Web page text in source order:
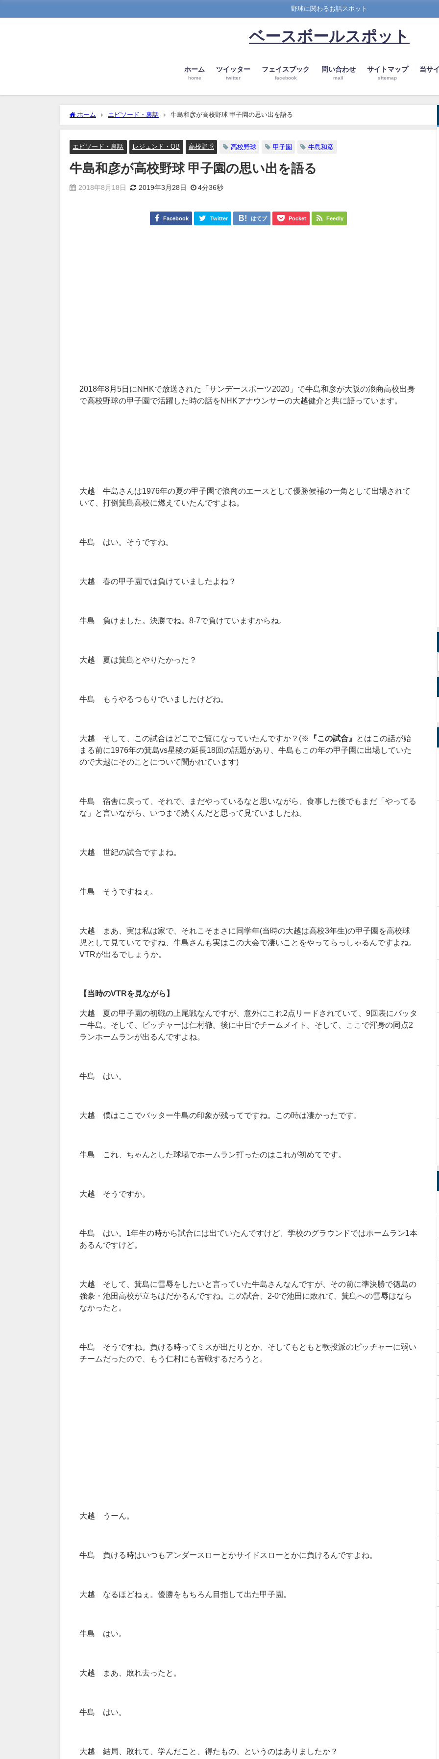
野球に関わるお話スポット
ベースボールスポット
ホーム
home
ツイッター
twitter
フェイスブック
facebook
問い合わせ
mail
サイトマップ
sitemap
当サ
ホーム エピソード・裏話 牛島和彦が高校野球 甲子園の思い出を語る
エピソード・裏話 レジェンド・OB 高校野球 高校野球 甲子園 牛島和彦
牛島和彦が高校野球 甲子園の思い出を語る
2018年8月18日 2019年3月28日 4分36秒
Facebook Twitter はてブ Pocket Feedly
2018年8月5日にNHKで放送された「サンデースポーツ2020」で牛島和彦が大阪の浪商高校出身
で高校野球の甲子園で活躍した時の話をNHKアナウンサーの大越健介と共に語っています。
大越 牛島さんは1976年の夏の甲子園で浪商のエースとして優勝候補の一角として出場されて
いて、打倒箕島高校に燃えていたんですよね。
牛島 はい。そうですね。
大越 春の甲子園では負けていましたよね？
牛島 負けました。決勝でね。8-7で負けていますからね。
大越 夏は箕島とやりたかった？
牛島 もうやるつもりでいましたけどね。
大越 そして、この試合はどこでご覧になっていたんですか？(※ 『この試合』
とはこの話が始
まる前に1976年の箕島vs星稜の延長18回の話題があり、牛島もこの年の甲子園に出場していた
ので大越にそのことについて聞かれています)
牛島 宿舎に戻って、それで、まだやっているなと思いながら、食事した後でもまだ「やってる
な」と言いながら、いつまで続くんだと思って見ていましたね。
大越 世紀の試合ですよね。
牛島 そうですねぇ。
大越 まあ、実は私は家で、それこそまさに同学年(当時の大越は高校3年生)の甲子園を高校球
児として見ていてですね、牛島さんも実はこの大会で凄いことをやってらっしゃるんですよね。
VTRが出るでしょうか。
【当時のVTRを見ながら】
大越 夏の甲子園の初戦の上尾戦なんですが、意外にこれ2点リードされていて、9回表にバッタ
ー牛島。そして、ピッチャーは仁村徹。後に中日でチームメイト。そして、ここで渾身の同点2
ランホームランが出るんですよね。
牛島 はい。
大越 僕はここでバッター牛島の印象が残ってですね。この時は凄かったです。
牛島 これ、ちゃんとした球場でホームラン打ったのはこれが初めてです。
大越 そうですか。
牛島 はい。1年生の時から試合には出ていたんですけど、学校のグラウンドではホームラン1本
あるんですけど。
大越 そして、箕島に雪辱をしたいと言っていた牛島さんなんですが、その前に準決勝で徳島の
強豪・池田高校が立ちはだかるんですね。この試合、2-0で池田に敗れて、箕島への雪辱はなら
なかったと。
牛島 そうですね。負ける時ってミスが出たりとか、そしてもともと軟投派のピッチャーに弱い
チームだったので、もう仁村にも苦戦するだろうと。
大越 うーん。
牛島 負ける時はいつもアンダースローとかサイドスローとかに負けるんですよね。
大越 なるほどねぇ。優勝をもちろん目指して出た甲子園。
牛島 はい。
大越 まあ、敗れ去ったと。
牛島 はい。
大越 結局、敗れて、学んだこと、得たもの、というのはありましたか？